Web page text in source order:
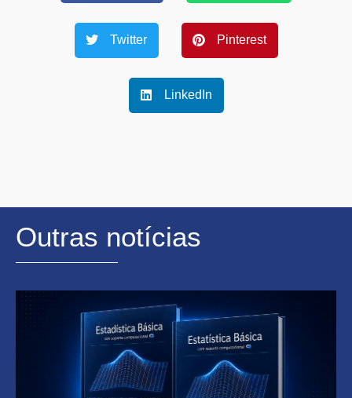
Twitter Pinterest
LinkedIn
Outras notícias